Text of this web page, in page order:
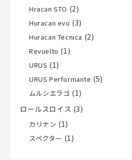
Hracan STO (2)
Huracan evo (3)
Huracan Tecnica (2)
Revuelto (1)
URUS (1)
URUS Performante (5)
ムルシエラゴ (1)
ロールスロイス (3)
カリナン (1)
スペクター (1)